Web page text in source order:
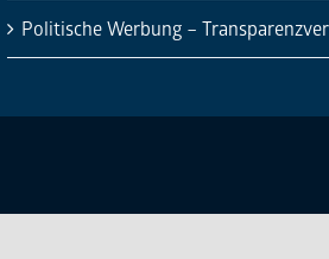
Politische Werbung –